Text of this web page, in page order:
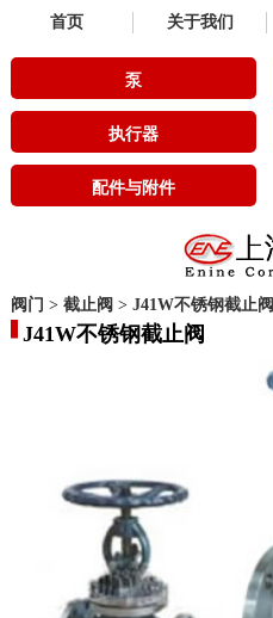
首页 关于我们
泵
执行器
配件与附件
阀门 > 截止阀 > J41W不锈钢截止阀
J41W不锈钢截止阀